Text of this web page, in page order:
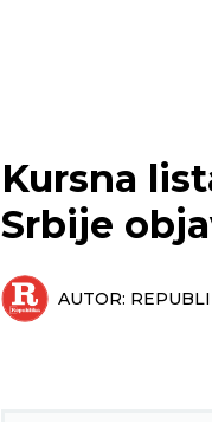
Kursna
Srbije
AUTOR: